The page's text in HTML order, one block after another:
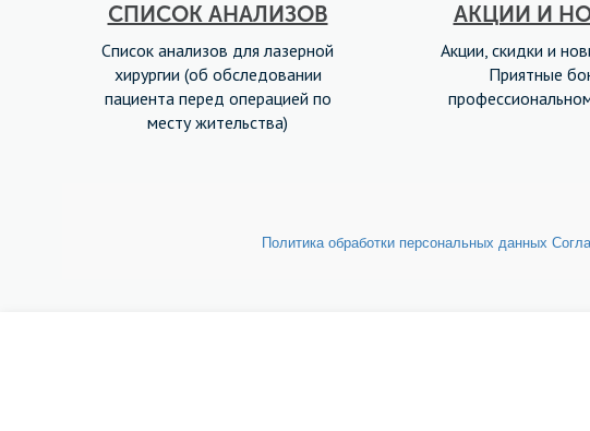
СПИСОК АНАЛИЗОВ
Список анализов для лазерной
хирургии (об обследовании
пациента перед операцией по
месту жительства)
АКЦИИ И
Акции, скидки и
Приятные
Политика обработки персональных данных